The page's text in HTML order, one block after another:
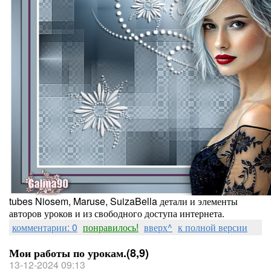
tubes Niosem, Maruse, SuizaBella детали и элементы
авторов уроков и из свободного доступа интернета.
комментарии: 0 понравилось! вверх^ к полной версии
Мои работы по урокам.(8,9)
13-12-2024 09:13